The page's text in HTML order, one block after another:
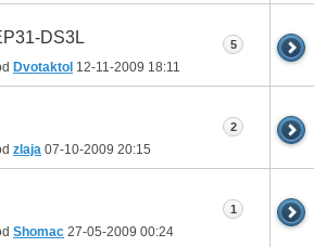
DS3L
Dvotaktol 12-11-2009 18:11
5
zlaja 07-10-2009 20:15
2
Shomac 27-05-2009 00:24
1